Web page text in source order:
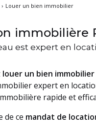
› Louer un bien immobilier
immobilière
est expert en
louer un bien immobilier
expert en
rapide et
de ce mandat de